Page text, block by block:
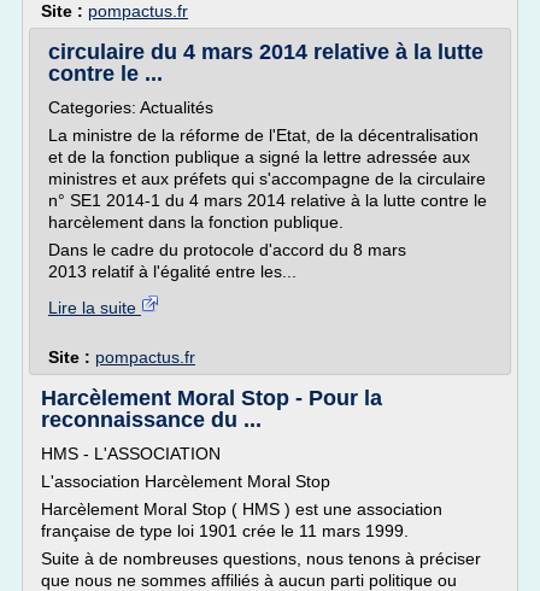
Site : pompactus.fr
circulaire du 4 mars 2014 relative à la lutte
contre le ...
Categories: Actualités
La ministre de la réforme de l'Etat, de la décentralisation
et de la fonction publique a signé la lettre adressée aux
ministres et aux préfets qui s'accompagne de la circulaire
n° SE1 2014-1 du 4 mars 2014 relative à la lutte contre le
harcèlement dans la fonction publique.
Dans le cadre du protocole d'accord du 8 mars
2013 relatif à l'égalité entre les...
Lire la suite
Site : pompactus.fr
Harcèlement Moral Stop - Pour la
reconnaissance du ...
HMS - L'ASSOCIATION
L'association Harcèlement Moral Stop
Harcèlement Moral Stop ( HMS ) est une association
française de type loi 1901 crée le 11 mars 1999.
Suite à de nombreuses questions, nous tenons à préciser
que nous ne sommes affiliés à aucun parti politique ou